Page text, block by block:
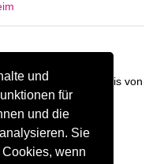
und
für
und die
Sie
wenn
Firmen im Umkreis von
Greiz
Treffpunkt in